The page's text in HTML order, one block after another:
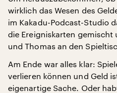
wirklich das Wesen des
im Kakadu-Podcast-Studio
die Ereigniskarten gemischt
und Thomas an den
Am Ende war alles klar:
verlieren können und Geld
eigenartige Sache. Oder